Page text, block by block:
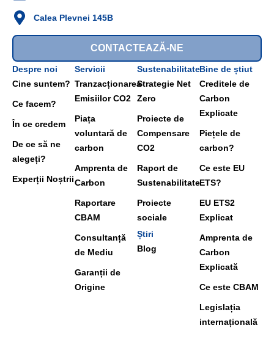
Calea Plevnei 145B
CONTACTEAZĂ-NE
Despre noi
Cine suntem?
Ce facem?
În ce credem
De ce să ne
alegeți?
Experții Noștrii
Servicii
Tranzacționarea
Emisiilor CO2
Piața
voluntară de
carbon
Amprenta de
Carbon
Raportare
CBAM
Consultanță
de Mediu
Garanții de
Origine
Sustenabilitate
Strategie Net
Zero
Proiecte de
Compensare
CO2
Raport de
Sustenabilitate
Proiecte
sociale
Știri
Blog
Bine de știut
Creditele de
Carbon
Explicate
Piețele de
carbon?
Ce este EU
ETS?
EU ETS2
Explicat
Amprenta de
Carbon
Explicată
Ce este CBAM
Legislația
internațională